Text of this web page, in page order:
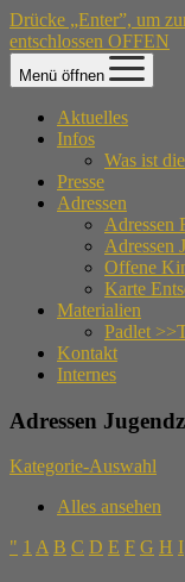
Drücke „Enter”, um
entschlossen OFFEN
Menü öffnen
Aktuelles
Infos
Was ist
Presse
Adressen
Adressen
Adressen
Offene
Karte
Materialien
Padlet
Kontakt
Internes
Adressen
Kategorie-Auswahl
Alles ansehen
" 1 A B C D E F G H I